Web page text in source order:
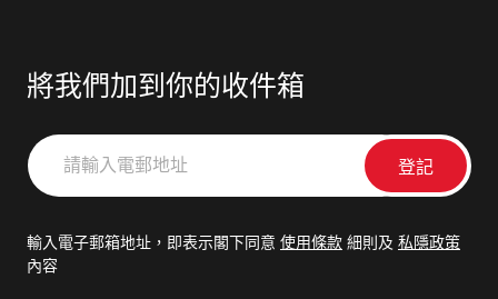
將我們加到你的收件箱
請
輸
郵
輸入電子郵箱地址，即表示閣下同意 使用條款 細則及 私隱政策
內容